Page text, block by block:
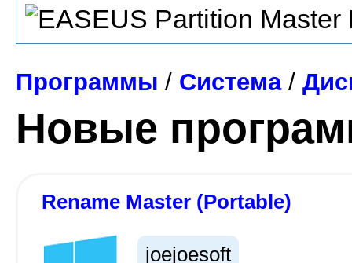
Программы / Система/
Новые
Rename Master (Portable)
joejoesoft